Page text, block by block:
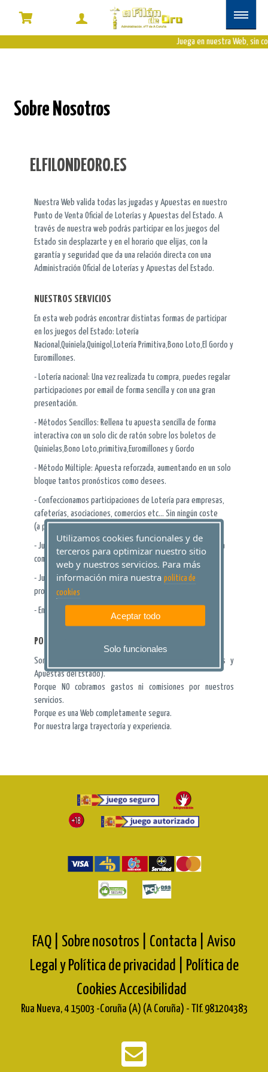
Juega en nuestra Web, sin
Sobre Nosotros
ELFILONDEORO.ES
Nuestra Web valida todas las jugadas y Apuestas en nuestro
Punto de Venta Oficial de Loterías y Apuestas del Estado. A
través de nuestra web podrás participar en los juegos del
Estado sin desplazarte y en el horario que elijas, con la
garantía y seguridad que da una relación directa con una
Administración Oficial de Loterías y Apuestas del Estado.
NUESTROS SERVICIOS
En esta web podrás encontrar distintas formas de participar
en los juegos del Estado: Lotería
Nacional,Quiniela,Quinigol,Lotería Primitiva,Bono Loto,El Gordo y
Euromillones.
- Lotería nacional: Una vez realizada tu compra, puedes regalar
participaciones por email de forma sencilla y con una gran
presentación.
- Métodos Sencillos: Rellena tu apuesta sencilla de forma
interactiva con un solo clic de ratón sobre los boletos de
Quinielas,Bono Loto,primitiva,Euromillones y Gordo
- Método Múltiple: Apuesta reforzada, aumentando en un solo
bloque tantos pronósticos como desees.
- Confeccionamos participaciones de Lotería para empresas,
cafeterías, asociaciones, comercios etc... Sin ningún coste
(a partir de un importe mínimo)
- Jugadas automáticas: Es la forma más sencilla y rápida para
comprar jugadas aleatorias.
- Jugadas Reducidas: Para los más aficionados, cubre más
pronóstico por menos dinero
- Envíos de Lotería Nacional a toda España
POR QUÉ JUGAR CON NOSOTROS
Somos una agencia oficial de ventas de LAE (Loterías y
Apuestas del Estado).
Porque NO cobramos gastos ni comisiones por nuestros
servicios.
Porque es una Web completamente segura.
Por nuestra larga trayectoría y experiencia.
FAQ | Sobre nosotros | Contacta |
Aviso
Legal y Política de privacidad |
Política de
CookiesAccesibilidad
Rua Nueva, 4 15003 -Coruña (A) (A Coruña) - Tlf. 981204383
Utilizamos cookies funcionales y de
terceros para optimizar nuestro sitio
web y nuestros servicios. Para más
información mira nuestra politica de
cookies
Aceptar todo
Solo funcionales